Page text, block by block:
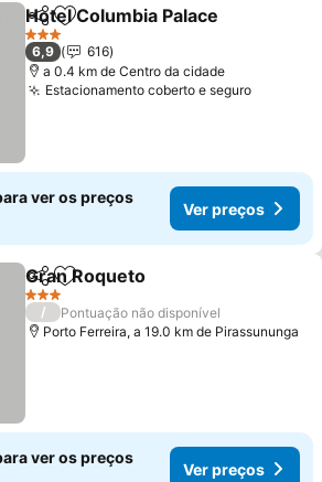
PartilharAdicionar aos favoritos
Hotel Columbia Palace
3 Estrelas
6,9
616
a 0.4 km de Centro da cidade
Estacionamento coberto e seguroVer
ver os preços
Ver preços
PartilharAdicionar aos favoritos
Gran Roqueto
3 Estrelas
/
Pontuação não disponível
Porto Ferreira, a 19.0 km de Pirassununga
ver os preços
Ver preços